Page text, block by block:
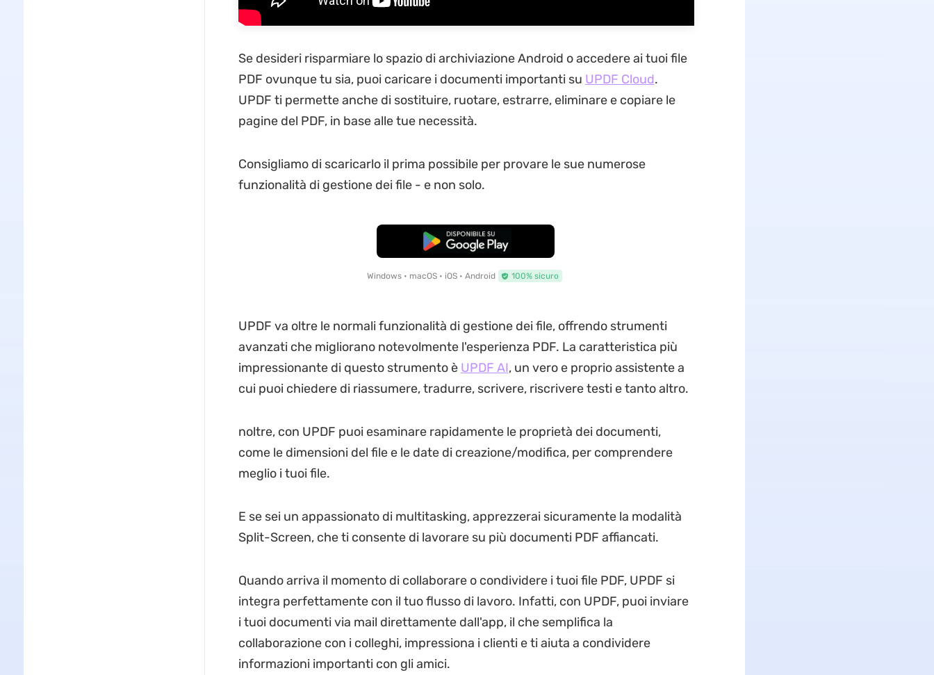
Se desideri risparmiare lo spazio di archiviazione Android o accedere ai tuoi file
PDF ovunque tu sia, puoi caricare i documenti importanti su UPDF Cloud.
UPDF ti permette anche di sostituire, ruotare, estrarre, eliminare e copiare le
pagine del PDF, in base alle tue necessità.
Consigliamo di scaricarlo il prima possibile per provare le sue numerose
funzionalità di gestione dei file - e non solo.
Download Gratis
Windows • macOS • iOS • Android 100% sicuro
UPDF va oltre le normali funzionalità di gestione dei file, offrendo strumenti
avanzati che migliorano notevolmente l'esperienza PDF. La caratteristica più
impressionante di questo strumento è UPDF AI, un vero e proprio assistente a
cui puoi chiedere di riassumere, tradurre, scrivere, riscrivere testi e tanto altro.
noltre, con UPDF puoi esaminare rapidamente le proprietà dei documenti,
come le dimensioni del file e le date di creazione/modifica, per comprendere
meglio i tuoi file.
E se sei un appassionato di multitasking, apprezzerai sicuramente la modalità
Split-Screen, che ti consente di lavorare su più documenti PDF affiancati.
Quando arriva il momento di collaborare o condividere i tuoi file PDF, UPDF si
integra perfettamente con il tuo flusso di lavoro. Infatti, con UPDF, puoi inviare
i tuoi documenti via mail direttamente dall'app, il che semplifica la
collaborazione con i colleghi, impressiona i clienti e ti aiuta a condividere
informazioni importanti con gli amici.